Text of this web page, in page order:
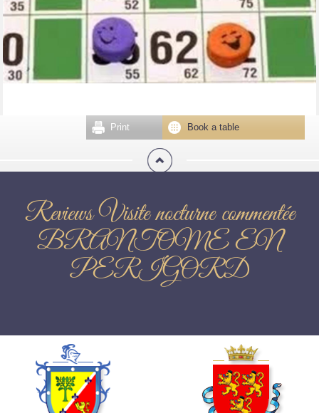
Book a table
Print
Reviews Visite nocturne commentée
BRANTOME EN
PERIGORD